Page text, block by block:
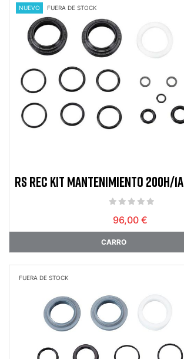
NUEVO FUERA DE STOCK
RS REC KIT MANTENIMIENTO 200H/
GEN-A
96,00 €
CARRO
FUERA DE STOCK